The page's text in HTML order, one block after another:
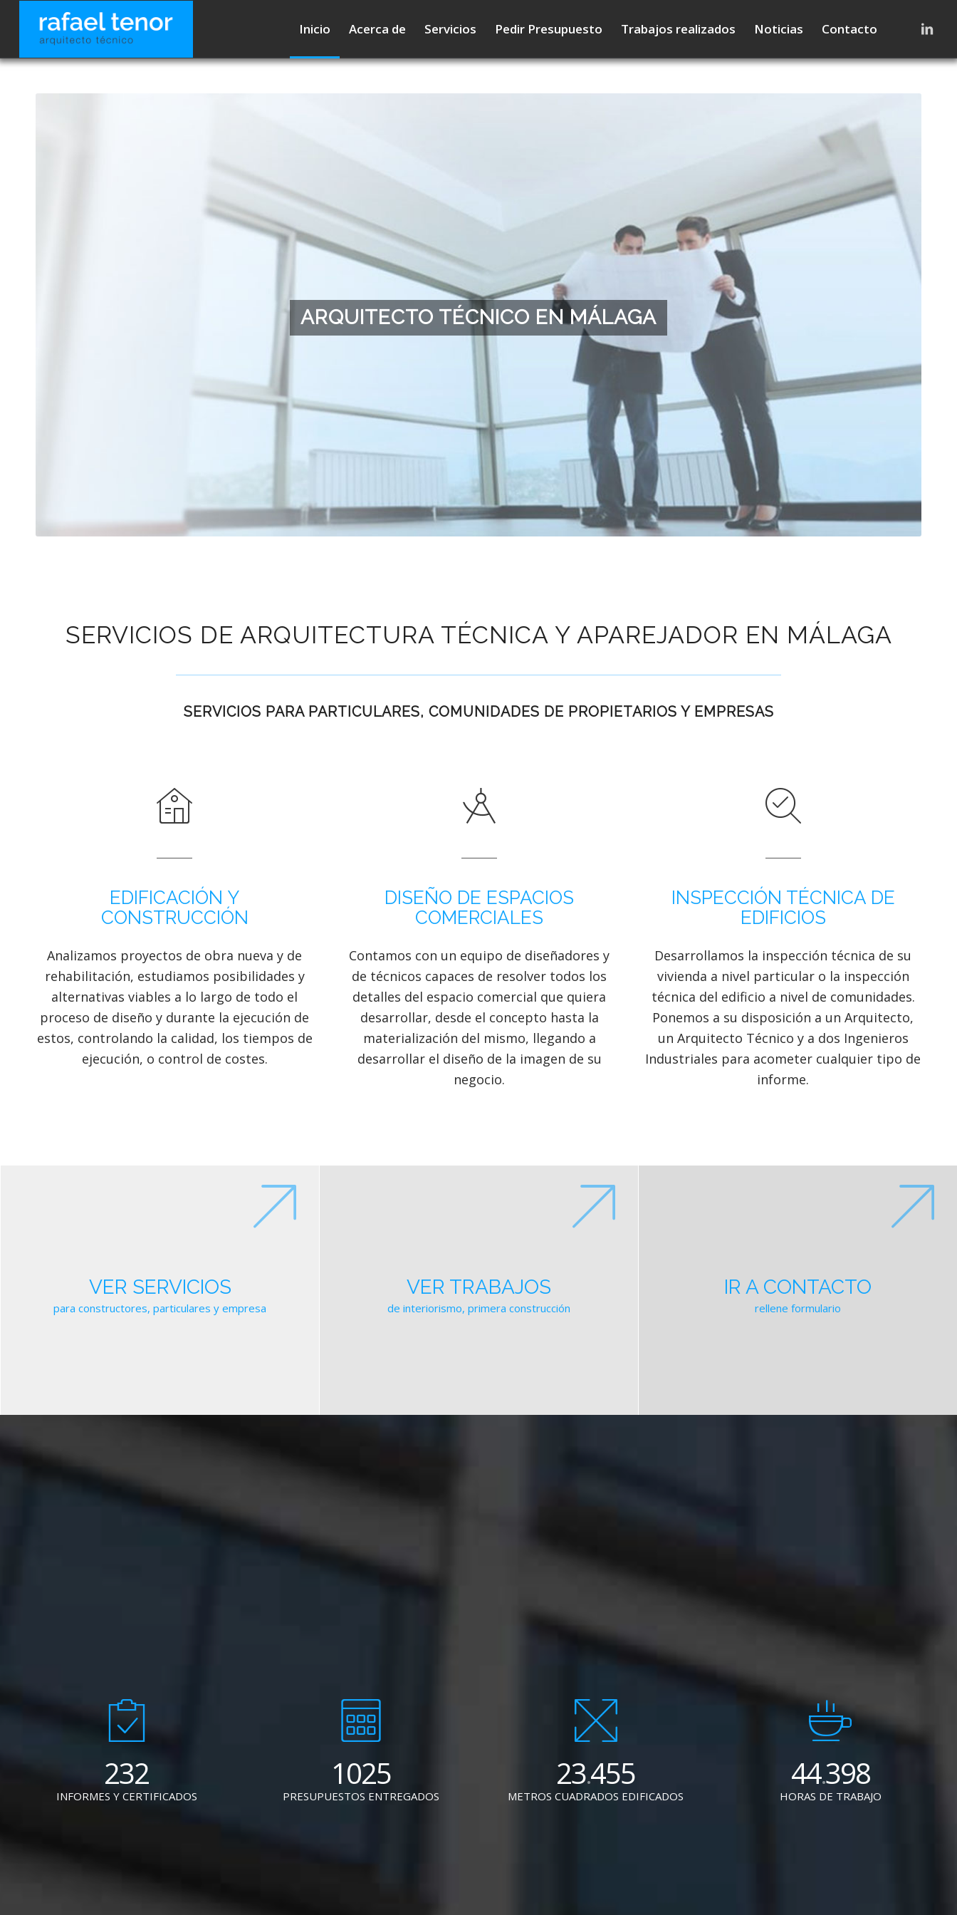
Inicio Acerca de Servicios Pedir Presupuesto Trabajos realizados Noticias Contacto
ARQUITECTO TÉCNICO EN MÁLAGA
Estudios de Eficiencia Energética
SERVICIOS DE ARQUITECTURA TÉCNICA Y APAREJADOR EN MÁLAGA
SERVICIOS PARA PARTICULARES, COMUNIDADES DE PROPIETARIOS Y EMPRESAS
EDIFICACIÓN Y
CONSTRUCCIÓN
Analizamos proyectos de obra nueva y de
rehabilitación, estudiamos posibilidades y
alternativas viables a lo largo de todo el
proceso de diseño y durante la ejecución de
estos, controlando la calidad, los tiempos de
ejecución, o control de costes.
DISEÑO DE ESPACIOS
COMERCIALES
Contamos con un equipo de diseñadores y
de técnicos capaces de resolver todos los
detalles del espacio comercial que quiera
desarrollar, desde el concepto hasta la
materialización del mismo, llegando a
desarrollar el diseño de la imagen de su
negocio.
INSPECCIÓN TÉCNICA DE
EDIFICIOS
Desarrollamos la inspección técnica de su
vivienda a nivel particular o la inspección
técnica del edificio a nivel de comunidades.
Ponemos a su disposición a un Arquitecto,
un Arquitecto Técnico y a dos Ingenieros
Industriales para acometer cualquier tipo de
informe.
VER SERVICIOS
para constructores, particulares y empresa
VER TRABAJOS
de interiorismo, primera construcción
IR A CONTACTO
rellene formulario
232
INFORMES Y CERTIFICADOS
1025
PRESUPUESTOS ENTREGADOS
23.455
METROS CUADRADOS EDIFICADOS
44.398
HORAS DE TRABAJO